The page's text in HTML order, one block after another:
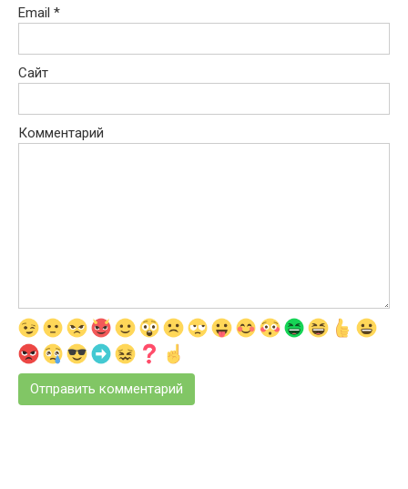
Email *
Сайт
Комментарий